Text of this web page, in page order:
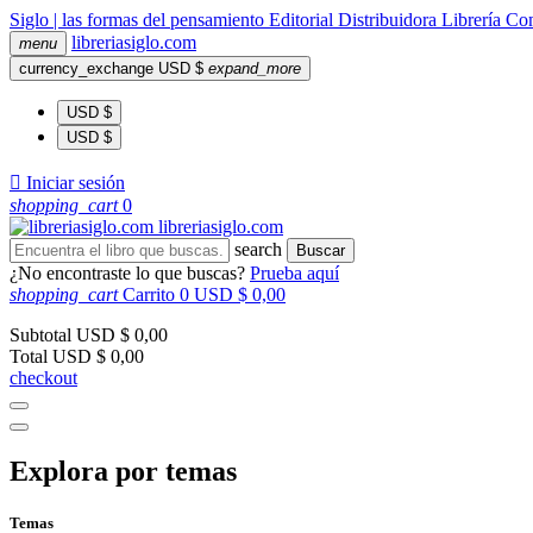
Siglo | las formas del pensamiento Editorial Distribuidora Librería
menu libreriasiglo.com
currency_exchange USD $ expand_more
USD $
USD $
 Iniciar sesión
shopping_cart 0
libreriasiglo.com
search
Buscar
¿No encontraste lo que buscas? Prueba aquí
shopping_cart Carrito 0 USD $ 0,00
Subtotal USD $ 0,00
Total USD $ 0,00
checkout
Explora por temas
Temas